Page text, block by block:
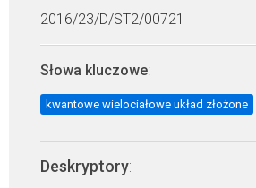
2016/23/D/ST2/00721
Słowa kluczowe:
kwantowe wielociałowe układ złożone
Deskryptory: